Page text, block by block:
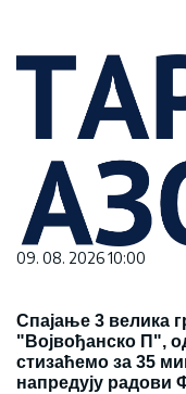
09. 08. 2026 10:00
Спајање 3 велика
"Војвођанско П",
стизаћемо за 35
напредују радови